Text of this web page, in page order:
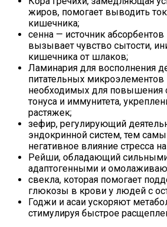
жиров, помогает выводить
кишечника;
сенна — источник абсорбентов
вызывает чувство сытости,
кишечника от шлаков;
Ламинария для восполнения
питательных микроэлементов
необходимых для повышения
тонуса и иммунитета,
растяжек;
зефир, регулирующий
эндокринной систем, тем
негативное влияние стресса
Рейши, обладающий
адаптогенными и
свекла, которая помогает
глюкозы в крови у людей с
Годжи и асаи ускоряют
стимулируя быстрое